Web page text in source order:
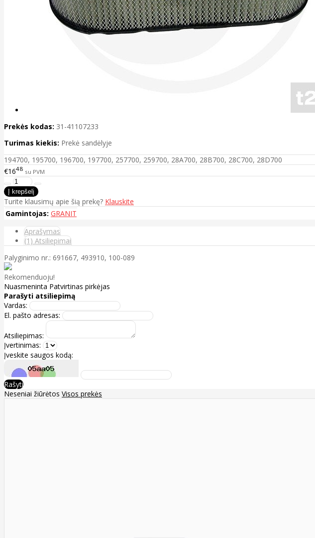
Prekės kodas: 31-41107233
Turimas kiekis: Prekė sandėlyje
194700, 195700, 196700, 197700, 257700, 259700, 28A700, 28B700, 28C700, 28D700
€1648 su PVM
Turite klausimų apie šią prekę? Klauskite
Gamintojas: GRANIT
Aprašymas
(1) Atsiliepimai
Palyginimo nr.: 691667, 493910, 100-089
Rekomenduoju!
Nuasmeninta Patvirtinas pirkėjas
Parašyti atsiliepimą
Vardas:
El. pašto adresas:
Atsiliepimas:
Įvertinimas:
Įveskite saugos kodą:
Rašyti
Neseniai žiūrėtos Visos prekės